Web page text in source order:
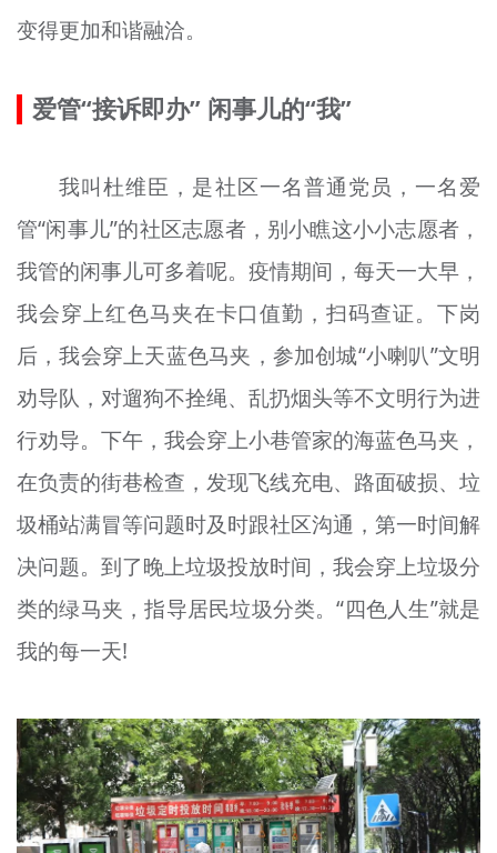
变得更加和谐融洽。
爱管“接诉即办” 闲事儿的“我”
我叫杜维臣，是社区一名普通党员，一名爱
管“闲事儿”的社区志愿者，别小瞧这小小志愿者，
我管的闲事儿可多着呢。疫情期间，每天一大早，
我会穿上红色马夹在卡口值勤，扫码查证。下岗
后，我会穿上天蓝色马夹，参加创城“小喇叭”文明
劝导队，对遛狗不拴绳、乱扔烟头等不文明行为进
行劝导。下午，我会穿上小巷管家的海蓝色马夹，
在负责的街巷检查，发现飞线充电、路面破损、垃
圾桶站满冒等问题时及时跟社区沟通，第一时间解
决问题。到了晚上垃圾投放时间，我会穿上垃圾分
类的绿马夹，指导居民垃圾分类。“四色人生”就是
我的每一天!